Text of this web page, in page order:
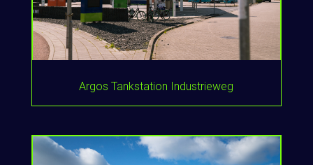
Argos Tankstation Industrieweg